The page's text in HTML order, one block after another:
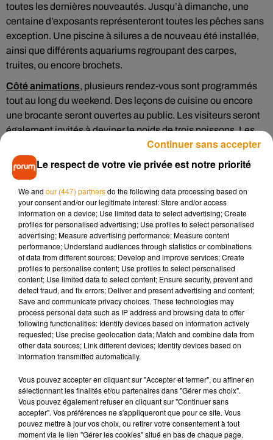
toutes les dernières nouveautés. Jusqu’à dimanche, une
centaine d’exposants représenteront toutes les pêches sans
exception. Une piscine à silures a de nouveau été installée,
ainsi que différents aquariums regroupant des carpes,
truites, ou encore brochets.
Côté animations, plusieurs rendez-vous sont programmés
tout au long du weekend. Des leçons de cuisine ou encore
une brocante seront ouvertes au public. Les visiteurs seront
également invités à deviner le poids de trois poissons. Les
grands gagnants remporteront une carte de pêche.
Hall des expositions de Belle-Isle, à Châteauroux :
Vendredi 8 février : de 14 h à 19 h
Samedi 9 février : de 9 h à 19 h
Dimanche 10 février de 9 h à 18 h
Entrée gratuite.
Musique
7 août 2026
Madonna sort enfin le remix de « Love
Sensation » avec Kylie Minogue
Le respect de votre vie privée est notre priorité
We and our (447) partnersdo the following data processing based on
your consent and/or our legitimate interest: Store and/or access
information on a device; Use limited data to select advertising; Create
profiles for personalised advertising; Use profiles to select personalised
advertising; Measure advertising performance; Measure content
performance; Understand audiences through statistics or combinations
of data from different sources; Develop and improve services; Create
profiles to personalise content; Use profiles to select personalised
content; Use limited data to select content; Ensure security, prevent and
detect fraud, and fix errors; Deliver and present advertising and content;
Save and communicate privacy choices. These technologies may
process personal data such as IP address and browsing data to offer
following functionalities: Identify devices based on information actively
requested; Use precise geolocation data; Match and combine data from
other data sources; Link different devices; Identify devices based on
information transmitted automatically.
Vous pouvez accepter en cliquant sur "Accepter et fermer", ou affiner en
sélectionnant les finalités et/ou partenaires dans "Gérer mes choix".
Vous pouvez également refuser en cliquant sur "Continuer sans
accepter". Vos préférences ne s'appliqueront que pour ce site. Vous
pouvez mettre à jour vos choix, ou retirer votre consentement à tout
moment via le lien "Gérer les cookies" situé en bas de chaque page.
Continuer sans accepter